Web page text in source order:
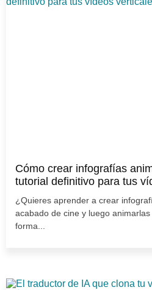
Cómo crear infografías
tutorial definitivo para tus
¿Quieres aprender a crear
acabado de cine y luego
forma...